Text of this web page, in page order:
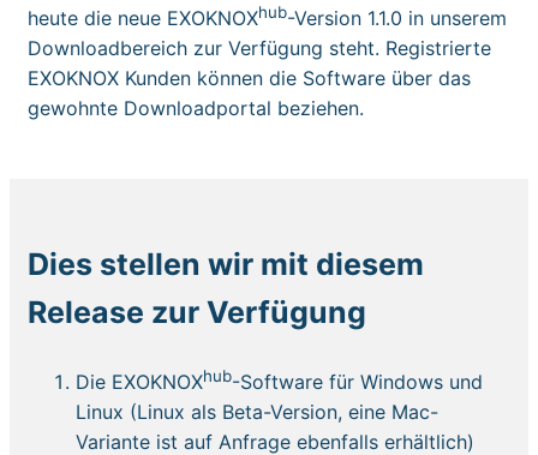
heute die neue EXOKNOXhub-Version 1.1.0 in unserem
Downloadbereich zur Verfügung steht. Registrierte
EXOKNOX Kunden können die Software über das
gewohnte Downloadportal beziehen.
Dies stellen wir mit diesem
Release zur Verfügung
Die EXOKNOXhub-Software für Windows und
Linux (Linux als Beta-Version, eine Mac-
Variante ist auf Anfrage ebenfalls erhältlich)